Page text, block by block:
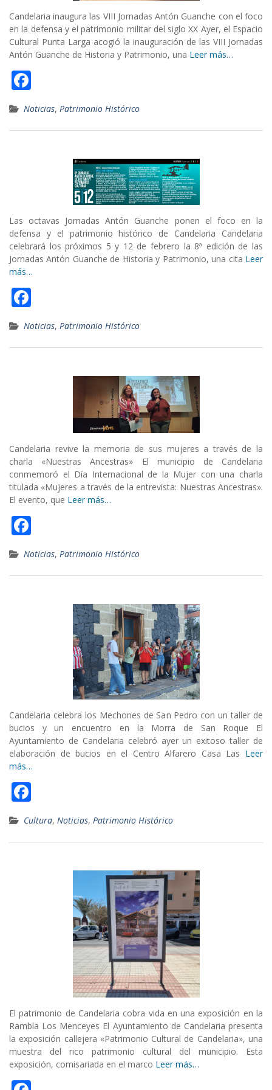
Candelaria inaugura las VIII Jornadas Antón Guanche con el foco
en la defensa y el patrimonio militar del siglo XX Ayer, el Espacio
Cultural Punta Larga acogió la inauguración de las VIII Jornadas
Antón Guanche de Historia y Patrimonio, una Leer más…
ac
e
b
Noticias, Patrimonio Histórico
Las octavas Jornadas Antón Guanche ponen el foco en la
defensa y el patrimonio histórico de Candelaria Candelaria
celebrará los próximos 5 y 12 de febrero la 8ª edición de las
Jornadas Antón Guanche de Historia y Patrimonio, una cita Leer
más…
ac
e
b
Noticias, Patrimonio Histórico
Candelaria revive la memoria de sus mujeres a través de la
charla «Nuestras Ancestras» El municipio de Candelaria
conmemoró el Día Internacional de la Mujer con una charla
titulada «Mujeres a través de la entrevista: Nuestras Ancestras».
El evento, que Leer más…
ac
e
b
Noticias, Patrimonio Histórico
Candelaria celebra los Mechones de San Pedro con un taller de
bucios y un encuentro en la Morra de San Roque El
Ayuntamiento de Candelaria celebró ayer un exitoso taller de
elaboración de bucios en el Centro Alfarero Casa Las Leer
más…
ac
e
b
Cultura, Noticias, Patrimonio Histórico
El patrimonio de Candelaria cobra vida en una exposición en la
Rambla Los Menceyes El Ayuntamiento de Candelaria presenta
la exposición callejera «Patrimonio Cultural de Candelaria», una
muestra del rico patrimonio cultural del municipio. Esta
exposición, comisariada en el marco Leer más…